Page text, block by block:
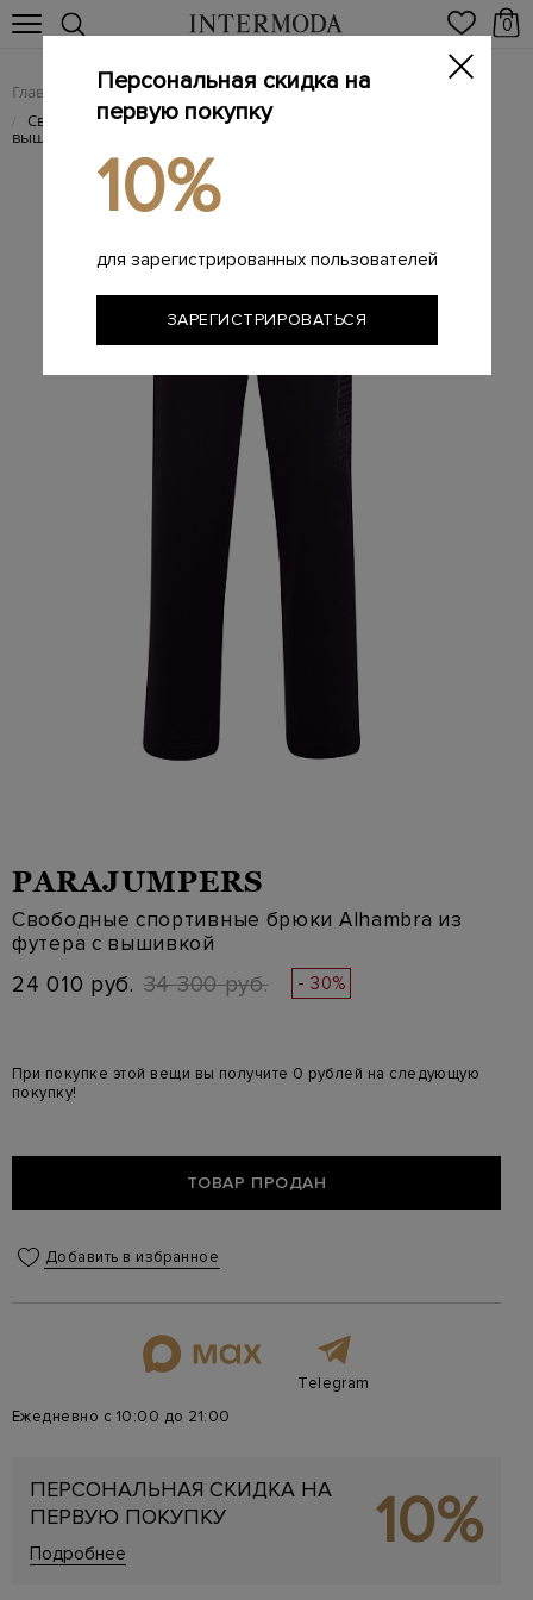
0
Главная Женщинам / Женская одежда / Женские брюки
/ Свободные спортивные брюки Alhambra из футера с
вышивкой
PARAJUMPERS
Свободные спортивные брюки Alhambra из
футера с вышивкой
24 010 руб. 34 300 руб. - 30%
При покупке этой вещи вы получите 0 рублей на следующую
покупку!
ТОВАР ПРОДАН
Добавить в избранное
Telegram
Ежедневно с 10:00 до 21:00
ПЕРСОНАЛЬНАЯ СКИДКА НА
ПЕРВУЮ ПОКУПКУ
Подробнее 10%
Персональная скидка на
первую покупку
10%
для зарегистрированных пользователей
ЗАРЕГИСТРИРОВАТЬСЯ